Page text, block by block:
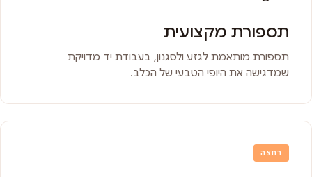
תספורת מקצועית
תספורת מותאמת לגזע ולסגנון, בעבודת יד מדויקת
שמדגישה את היופי הטבעי של הכלב.
רחצה